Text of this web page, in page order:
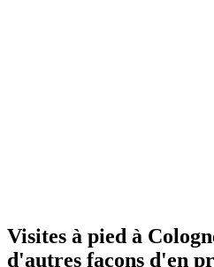
Visites à pied à
d'autres façons d'en